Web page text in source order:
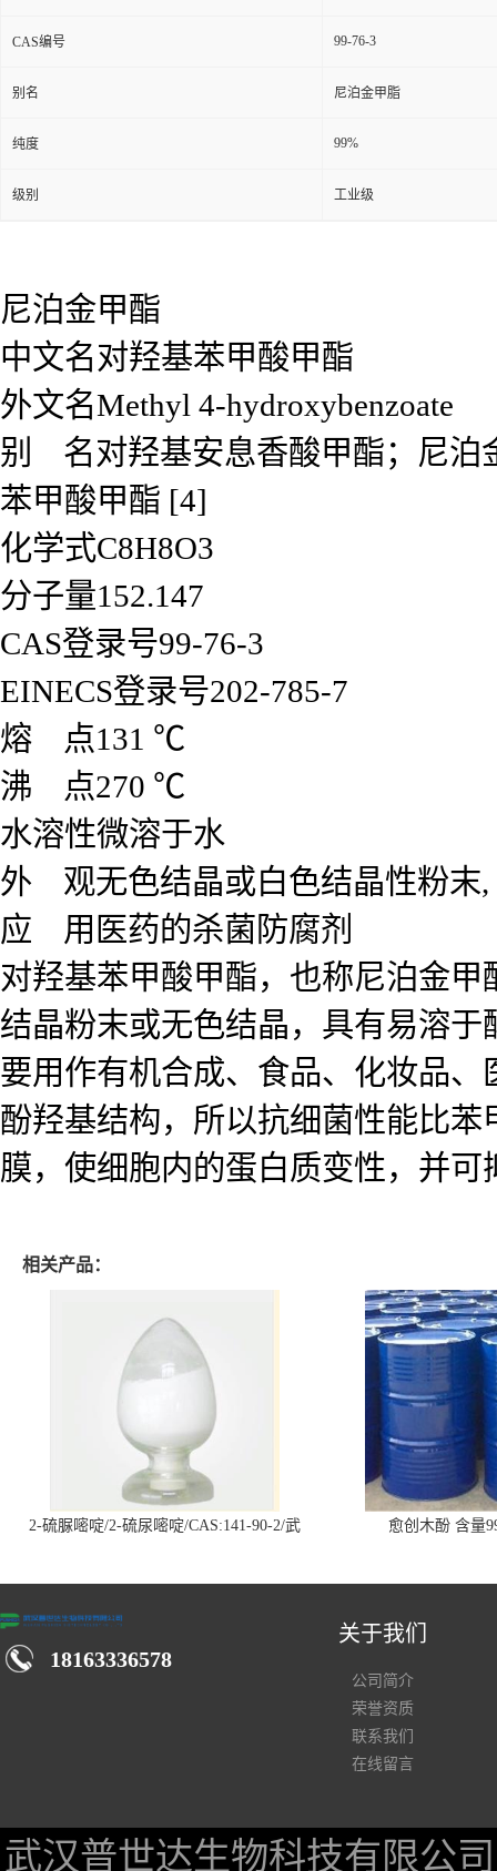
CAS编号 99-76-3
别名 尼泊金甲脂
纯度 99%
级别 工业级
尼泊金甲酯
中文名对羟基苯甲酸甲酯
外文名Methyl 4-hydroxybenzoate
别 名对羟基安息香酸甲酯；尼泊
苯甲酸甲酯 [4]
化学式C8H8O3
分子量152.147
CAS登录号99-76-3
EINECS登录号202-785-7
熔 点131 ℃
沸 点270 ℃
水溶性微溶于水
外 观无色结晶或白色结晶性粉末,
应 用医药的杀菌防腐剂
对羟基苯甲酸甲酯，也称尼泊金
结晶粉末或无色结晶，具有易溶
要用作有机合成、食品、化妆品
酚羟基结构，所以抗细菌性能比
膜，使细胞内的蛋白质变性，并
相关产品：
2-硫脲嘧啶/2-硫尿嘧啶/CAS:141-90-2/武
愈创木酚 含量
18163336578
关于我们
公司简介
荣誉资质
联系我们
在线留言
武汉普世达生物科技有限公司